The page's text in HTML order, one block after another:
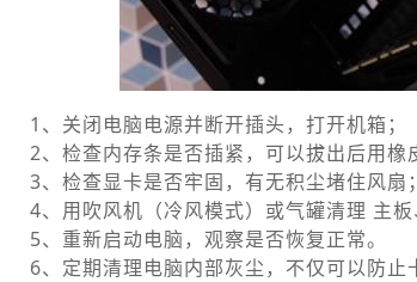
1、关闭电脑电源并断开插头，打开机箱；
2、检查内存条是否插紧，可以拔出后用橡
3、检查显卡是否牢固，有无积尘堵住风扇；
4、用吹风机（冷风模式）或气罐清理 主板
5、重新启动电脑，观察是否恢复正常。
6、定期清理电脑内部灰尘，不仅可以防止